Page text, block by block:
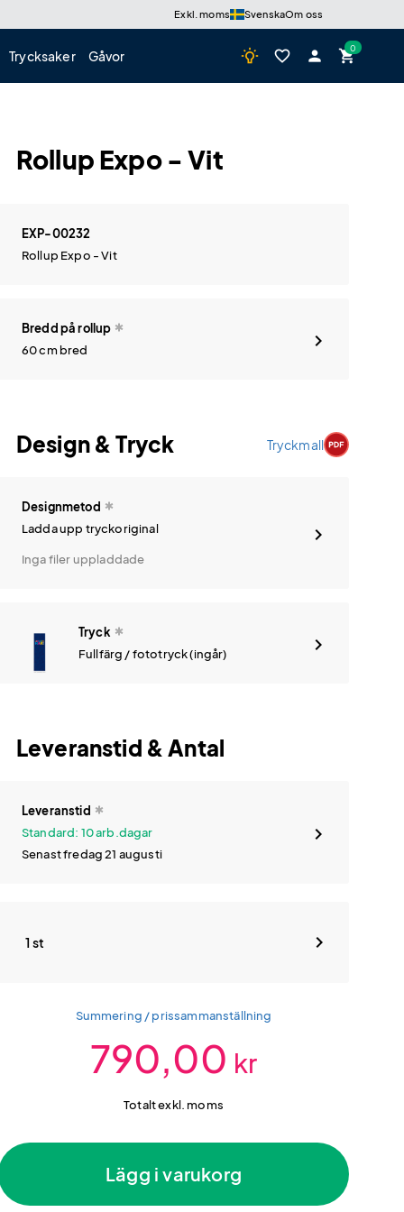
Exkl. moms SvenskaOm oss
Trycksaker Gåvor wb_incandescent favorite_border person shopping_cart
Rollup Expo - Vit
EXP-00232
Rollup Expo - Vit
Bredd på rollup
60 cm bred
Design & Tryck Tryckmall
Designmetod
Ladda upp tryckoriginal
Inga filer uppladdade
Tryck
Fullfärg / fototryck (ingår)
Leveranstid & Antal
Leveranstid
Standard: 10 arb.dagar
Senast fredag 21 augusti
1 st
Summering / prissammanställning
790,00 kr
Totalt exkl. moms
Lägg i varukorg